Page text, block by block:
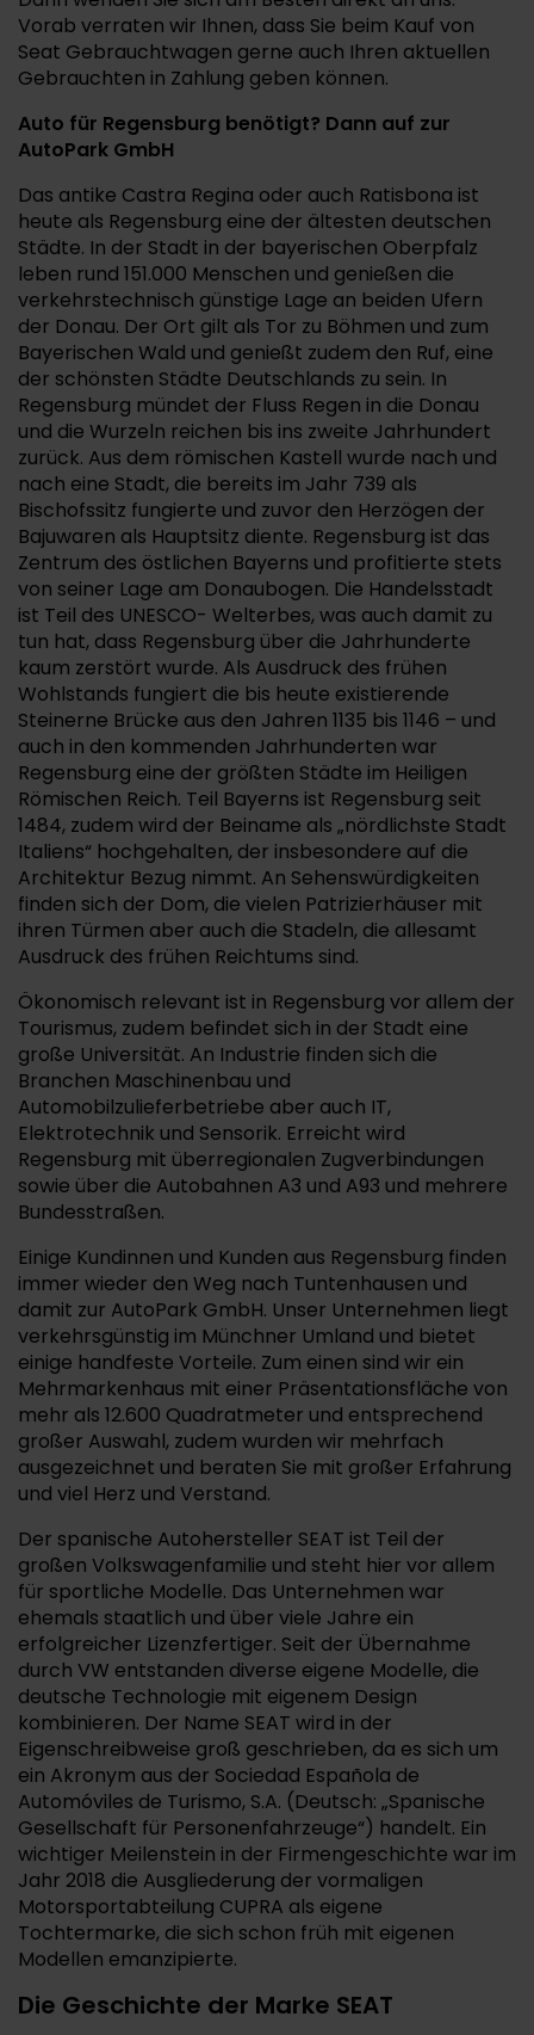
Vorab verraten wir Ihnen, dass Sie beim Kauf von
Seat Gebrauchtwagen gerne auch Ihren aktuellen
Gebrauchten in Zahlung geben können.
Auto für Regensburg benötigt? Dann auf zur
AutoPark GmbH
Das antike Castra Regina oder auch Ratisbona ist
heute als Regensburg eine der ältesten deutschen
Städte. In der Stadt in der bayerischen Oberpfalz
leben rund 151.000 Menschen und genießen die
verkehrstechnisch günstige Lage an beiden Ufern
der Donau. Der Ort gilt als Tor zu Böhmen und zum
Bayerischen Wald und genießt zudem den Ruf, eine
der schönsten Städte Deutschlands zu sein. In
Regensburg mündet der Fluss Regen in die Donau
und die Wurzeln reichen bis ins zweite Jahrhundert
zurück. Aus dem römischen Kastell wurde nach und
nach eine Stadt, die bereits im Jahr 739 als
Bischofssitz fungierte und zuvor den Herzögen der
Bajuwaren als Hauptsitz diente. Regensburg ist das
Zentrum des östlichen Bayerns und profitierte stets
von seiner Lage am Donaubogen. Die Handelsstadt
ist Teil des UNESCO- Welterbes, was auch damit zu
tun hat, dass Regensburg über die Jahrhunderte
kaum zerstört wurde. Als Ausdruck des frühen
Wohlstands fungiert die bis heute existierende
Steinerne Brücke aus den Jahren 1135 bis 1146 – und
auch in den kommenden Jahrhunderten war
Regensburg eine der größten Städte im Heiligen
Römischen Reich. Teil Bayerns ist Regensburg seit
1484, zudem wird der Beiname als „nördlichste Stadt
Italiens“ hochgehalten, der insbesondere auf die
Architektur Bezug nimmt. An Sehenswürdigkeiten
finden sich der Dom, die vielen Patrizierhäuser mit
ihren Türmen aber auch die Stadeln, die allesamt
Ausdruck des frühen Reichtums sind.
Ökonomisch relevant ist in Regensburg vor allem der
Tourismus, zudem befindet sich in der Stadt eine
große Universität. An Industrie finden sich die
Branchen Maschinenbau und
Automobilzulieferbetriebe aber auch IT,
Elektrotechnik und Sensorik. Erreicht wird
Regensburg mit überregionalen Zugverbindungen
sowie über die Autobahnen A3 und A93 und mehrere
Bundesstraßen.
Einige Kundinnen und Kunden aus Regensburg finden
immer wieder den Weg nach Tuntenhausen und
damit zur AutoPark GmbH. Unser Unternehmen liegt
verkehrsgünstig im Münchner Umland und bietet
einige handfeste Vorteile. Zum einen sind wir ein
Mehrmarkenhaus mit einer Präsentationsfläche von
mehr als 12.600 Quadratmeter und entsprechend
großer Auswahl, zudem wurden wir mehrfach
ausgezeichnet und beraten Sie mit großer Erfahrung
und viel Herz und Verstand.
Der spanische Autohersteller SEAT ist Teil der
großen Volkswagenfamilie und steht hier vor allem
für sportliche Modelle. Das Unternehmen war
ehemals staatlich und über viele Jahre ein
erfolgreicher Lizenzfertiger. Seit der Übernahme
durch VW entstanden diverse eigene Modelle, die
deutsche Technologie mit eigenem Design
kombinieren. Der Name SEAT wird in der
Eigenschreibweise groß geschrieben, da es sich um
ein Akronym aus der Sociedad Española de
Automóviles de Turismo, S.A. (Deutsch: „Spanische
Gesellschaft für Personenfahrzeuge“) handelt. Ein
wichtiger Meilenstein in der Firmengeschichte war im
Jahr 2018 die Ausgliederung der vormaligen
Motorsportabteilung CUPRA als eigene
Tochtermarke, die sich schon früh mit eigenen
Modellen emanzipierte.
Die Geschichte der Marke SEAT